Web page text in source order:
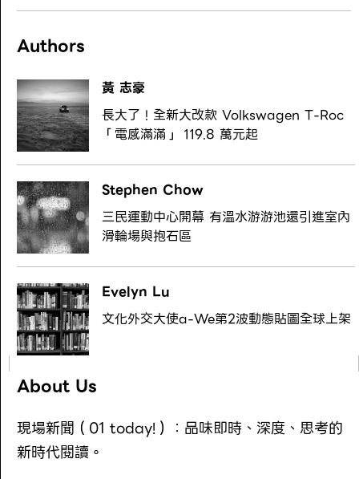
Authors
黃 志豪
長大了！全新大改款 Volkswagen T-Roc
「電感滿滿」 119.8 萬元起
Stephen Chow
三民運動中心開幕 有溫水游游池還引進室內
滑輪場與抱石區
Evelyn Lu
文化外交大使a-We第2波動態貼圖全球上架
About Us
現場新聞（01 today!）：品味即時、深度、思考的
新時代閱讀。